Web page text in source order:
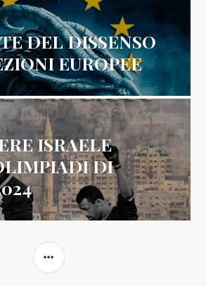
DEL DISSENSO
EUROPEE
ISRAELE
DI
BARRA